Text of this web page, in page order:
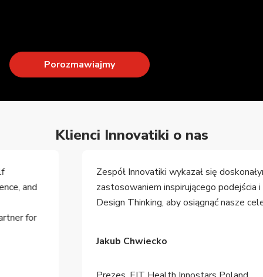
Porozmawiajmy
Klienci Innovatiki o nas
Zespół Innovatiki wykazał się doskonałym
zastosowaniem inspirującego podejścia i procesu
Design Thinking, aby osiągnąć nasze cele.